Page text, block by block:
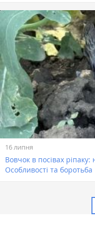
16 липня
Вовчок в посівах
Особливості та боротьба